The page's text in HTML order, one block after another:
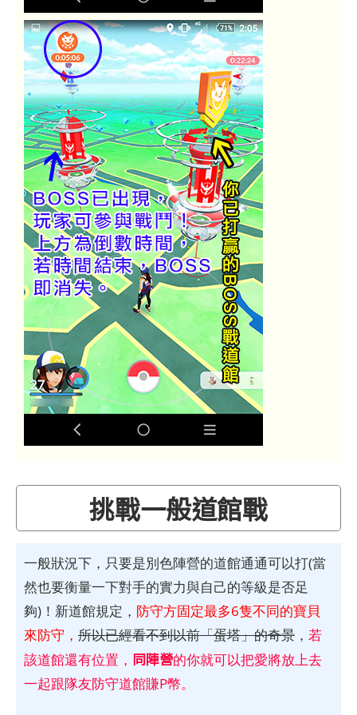
挑戰一般道館戰
一般狀況下，只要是別色陣營的道館通通可以打(當
然也要衡量一下對手的實力與自己的等級是否足
夠)！新道館規定， 防守方固定最多6隻不同的寶貝
來防守， 所以已經看不到以前「蛋塔」的奇景 ， 若
該道館還有位置， 同陣營的你就可以把愛將放上去
一起跟隊友防守道館賺P幣。